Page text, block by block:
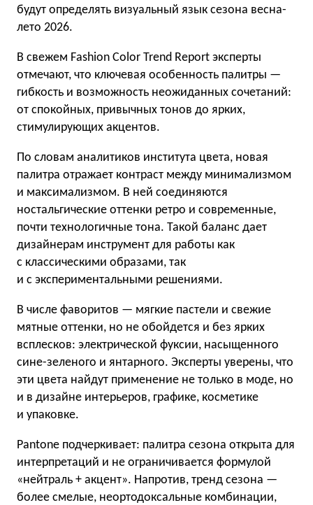
будут определять визуальный язык сезона весна-
лето 2026.
В свежем Fashion Color Trend Report эксперты
отмечают, что ключевая особенность палитры —
гибкость и возможность неожиданных сочетаний:
от спокойных, привычных тонов до ярких,
стимулирующих акцентов.
По словам аналитиков института цвета, новая
палитра отражает контраст между минимализмом
и максимализмом. В ней соединяются
ностальгические оттенки ретро и современные,
почти технологичные тона. Такой баланс дает
дизайнерам инструмент для работы как
с классическими образами, так
и с экспериментальными решениями.
В числе фаворитов — мягкие пастели и свежие
мятные оттенки, но не обойдется и без ярких
всплесков: электрической фуксии, насыщенного
сине-зеленого и янтарного. Эксперты уверены, что
эти цвета найдут применение не только в моде, но
и в дизайне интерьеров, графике, косметике
и упаковке.
Pantone подчеркивает: палитра сезона открыта для
интерпретаций и не ограничивается формулой
«нейтраль + акцент». Напротив, тренд сезона —
более смелые, неортодоксальные комбинации,